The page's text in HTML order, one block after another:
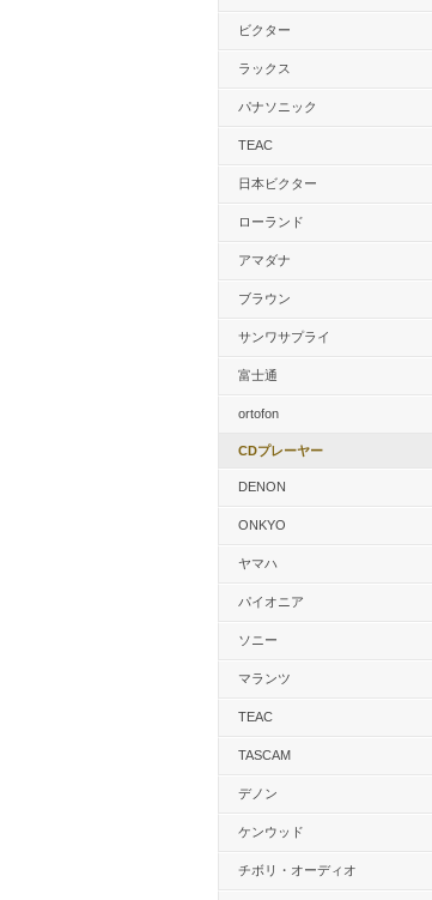
ビクター
ラックス
パナソニック
TEAC
日本ビクター
ローランド
アマダナ
ブラウン
サンワサプライ
富士通
ortofon
CDプレーヤー
DENON
ONKYO
ヤマハ
パイオニア
ソニー
マランツ
TEAC
TASCAM
デノン
ケンウッド
チボリ・オーディオ